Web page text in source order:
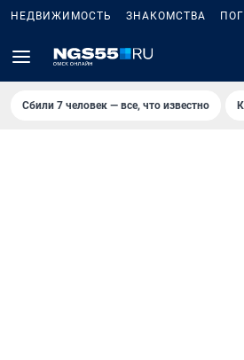
НЕДВИЖИМОСТЬ ЗНАКОМСТВА
Сбили 7 человек — все, что известно